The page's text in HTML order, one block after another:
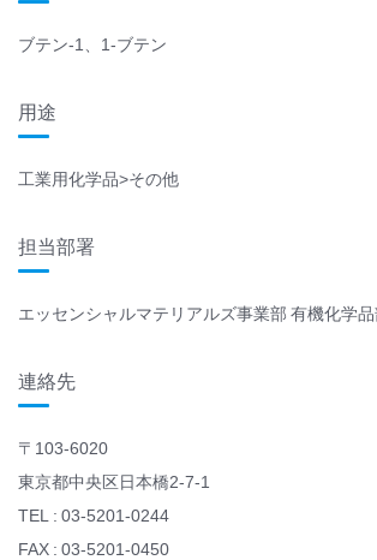
ブテン-1、1-ブテン
用途
工業用化学品>その他
担当部署
エッセンシャルマテリアルズ事業部 有機化学
連絡先
〒103-6020
東京都中央区日本橋2-7-1
TEL : 03-5201-0244
FAX : 03-5201-0450